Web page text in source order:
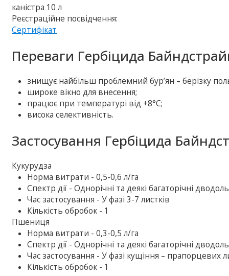
каністра 10 л
Реєстраційне посвідчення:
Сертифікат
Переваги Гербіцида
знищує найбільш проблемний бур’ян – берізку
широке вікно для внесення;
працює при температурі від +8°C;
висока селективність.
Застосування Гербіцида
Кукурудза
Норма витрати - 0,5-0,6 л/га
Спектр дії - Однорічні та деякі багаторічні
Час застосування - У фазі 3-7 листків
Кількість обробок - 1
Пшениця
Норма витрати - 0,3-0,5 л/га
Спектр дії - Однорічні та деякі багаторічні
Час застосування - У фазі кущіння – прапорцевих
Кількість обробок - 1